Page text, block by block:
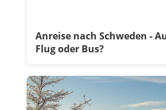
Anreise nach Schweden -
Flug oder Bus?